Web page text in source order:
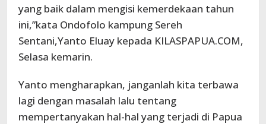
yang baik dalam mengisi kemerdekaan tahun
ini,”kata Ondofolo kampung Sereh
Sentani,Yanto Eluay kepada KILASPAPUA.COM,
Selasa kemarin.
Yanto mengharapkan, janganlah kita terbawa
lagi dengan masalah lalu tentang
mempertanyakan hal-hal yang terjadi di Papua